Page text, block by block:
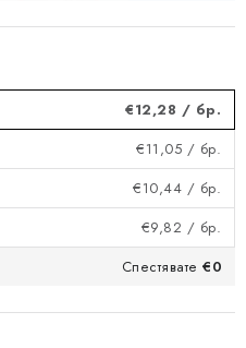
€12,28 / бр.
€11,05 / бр.
€10,44 / бр.
€9,82 / бр.
Спестявате €0